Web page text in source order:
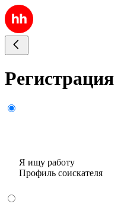
Регистрация
Я ищу работу
Профиль соискателя